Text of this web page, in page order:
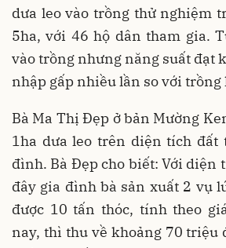
dưa leo vào trồng thử nghiệm
5ha, với 46 hộ dân tham gia.
vào trồng nhưng năng suất đạt
nhập gấp nhiều lần so với trồng
Bà Ma Thị Đẹp ở bản Mường
1ha dưa leo trên diện tích đất
đình. Bà Đẹp cho biết: Với diện
đây gia đình bà sản xuất 2 vụ
được 10 tấn thóc, tính theo
nay, thì thu về khoảng 70 triệu